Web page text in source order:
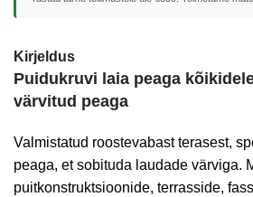
Kirjeldus
Puidukruvi laia peaga
värvitud peaga
Valmistatud roostevabast terasest,
peaga, et sobituda laudade värviga.
puitkonstruktsioonide, terrasside,